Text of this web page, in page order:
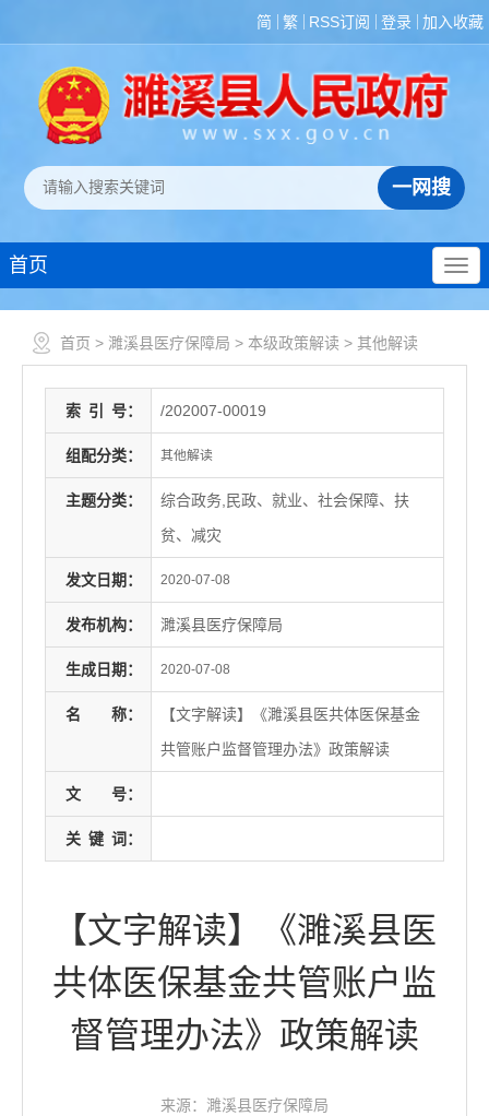
简 繁 RSS订阅 登录 加入收藏
首页
首页 > 濉溪县医疗保障局 > 本级政策解读 > 其他解读
索 引 号： /202007-00019
组配分类： 其他解读
主题分类：
综合政务,民政、就业、社会保障、扶
贫、减灾
发文日期： 2020-07-08
发布机构： 濉溪县医疗保障局
生成日期： 2020-07-08
名 称：
【文字解读】《濉溪县医共体医保基金
共管账户监督管理办法》政策解读
文 号：
关 键 词：
【文字解读】《濉溪县医
共体医保基金共管账户监
督管理办法》政策解读
来源：濉溪县医疗保障局